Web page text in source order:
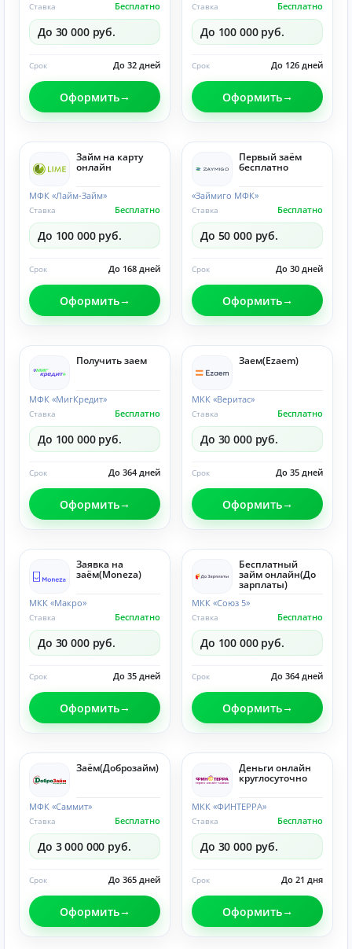
Бесплатно
Ставка
До 30 000 руб.
До 32 дней
Срок
Оформить
Бесплатно
Ставка
До 100 000 руб.
До 126 дней
Срок
Оформить
Займ на карту
онлайн
МФК «Лайм-Займ»
Бесплатно
Ставка
До 100 000 руб.
До 168 дней
Срок
Оформить
Первый заём
бесплатно
«Займиго МФК»
Бесплатно
Ставка
До 50 000 руб.
До 30 дней
Срок
Оформить
Получить заем
МФК «МигКредит»
Бесплатно
Ставка
До 100 000 руб.
До 364 дней
Срок
Оформить
Заем(Ezaem)
МКК «Веритас»
Бесплатно
Ставка
До 30 000 руб.
До 35 дней
Срок
Оформить
Заявка на
заём(Moneza)
МКК «Макро»
Бесплатно
Ставка
До 30 000 руб.
До 35 дней
Срок
Оформить
Бесплатный
займ онлайн(До
зарплаты)
МКК «Союз 5»
Бесплатно
Ставка
До 100 000 руб.
До 364 дней
Срок
Оформить
Заём(Доброзайм)
МФК «Саммит»
Бесплатно
Ставка
До 3 000 000 руб.
До 365 дней
Срок
Оформить
Деньги онлайн
круглосуточно
МКК «ФИНТЕРРА»
Бесплатно
Ставка
До 30 000 руб.
До 21 дня
Срок
Оформить